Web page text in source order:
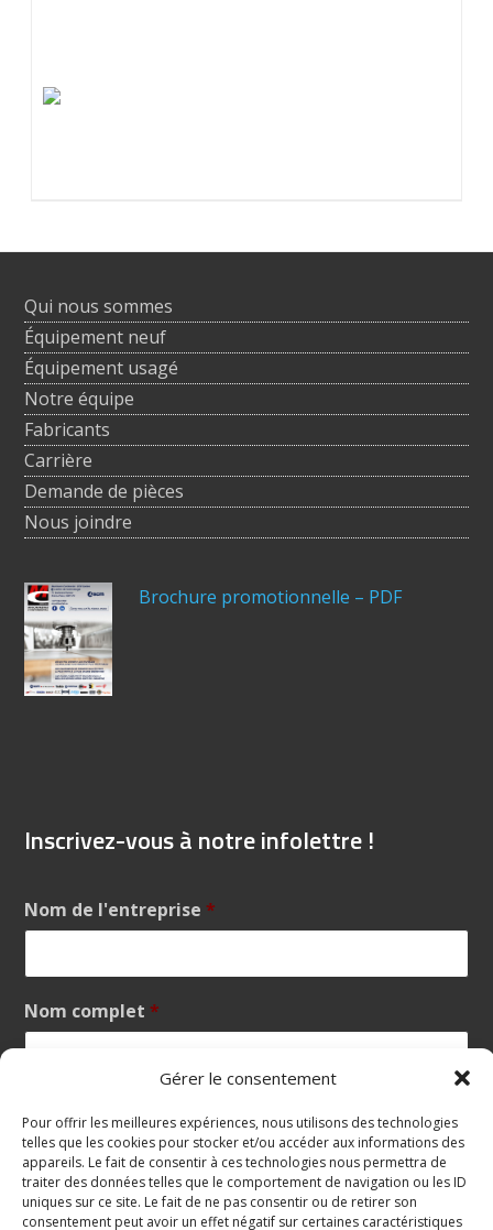
Gérer le consentement
Pour offrir les meilleures expériences, nous utilisons des technologies
telles que les cookies pour stocker et/ou accéder aux informations des
appareils. Le fait de consentir à ces technologies nous permettra de
traiter des données telles que le comportement de navigation ou les ID
uniques sur ce site. Le fait de ne pas consentir ou de retirer son
consentement peut avoir un effet négatif sur certaines caractéristiques
Qui nous sommes
Équipement neuf
Équipement usagé
Notre équipe
Fabricants
Carrière
Demande de pièces
Nous joindre
Brochure promotionnelle – PDF
Inscrivez-vous à notre infolettre !
Nom de l'entreprise *
Nom complet *
Votre courriel